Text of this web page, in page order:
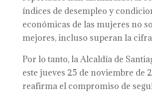
índices de desempleo y
económicas de las mujeres no
mejores, incluso superan la
Por lo tanto, la Alcaldía de
este jueves 25 de noviembre de
reafirma el compromiso de